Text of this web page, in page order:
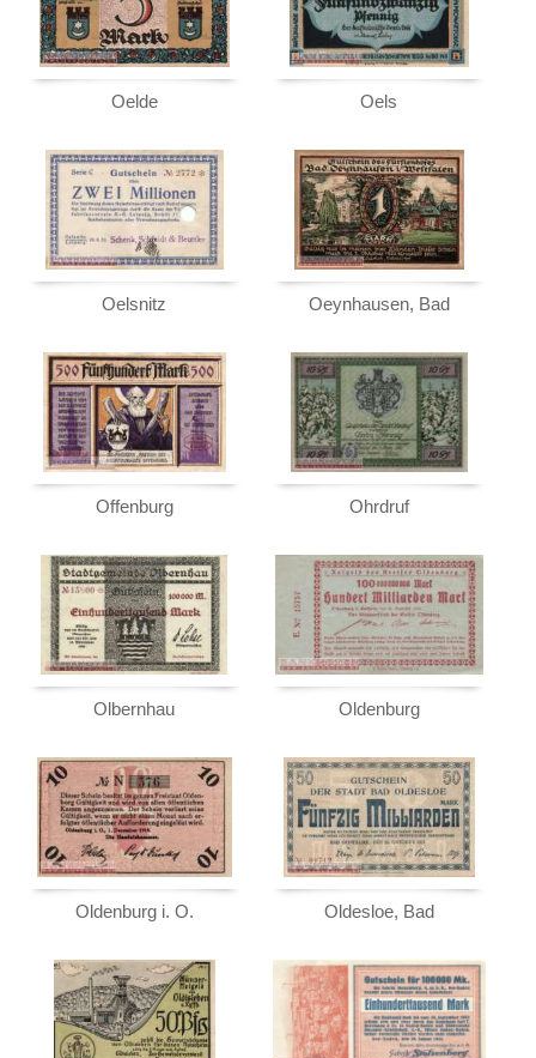
Otterndorf a. Elbe
Ottmachau
Oybin
Orte mit P...
Orte mit Q...
Orte mit R...
Orte mit S...
Orte mit T...
Orte mit U...
Orte mit W...
Orte mit X...
Orte mit Z...
Oelde Oels
Oelsnitz Oeynhausen, Bad
Offenburg Ohrdruf
Olbernhau Oldenburg
Oldenburg i. O. Oldesloe, Bad